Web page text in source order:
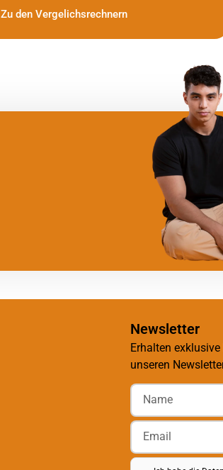
Zu den Vergelichsrechnern
Newsletter
Erhalten
unseren